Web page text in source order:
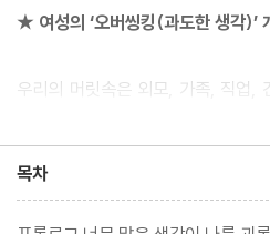
★ 여성의 ‘오버씽킹(과도한 생각)’
우리의 머릿속은 외모, 가족, 직업,
다. 사실 우리 마음을 헤집어놓는
국 걱정과 불안으로 이어져 우리를
에 한번 빠지면, 이스트를 넣은 빵
목차